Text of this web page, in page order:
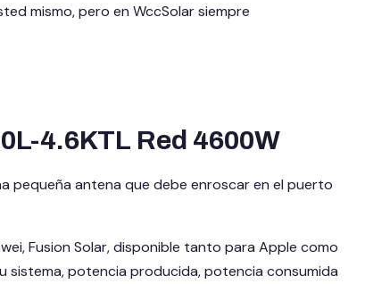
mismo, pero en WccSolar siempre
4.6KTL Red 4600W
pequeña antena que debe enroscar en el puerto
Fusion Solar, disponible tanto para Apple como
potencia producida, potencia consumida